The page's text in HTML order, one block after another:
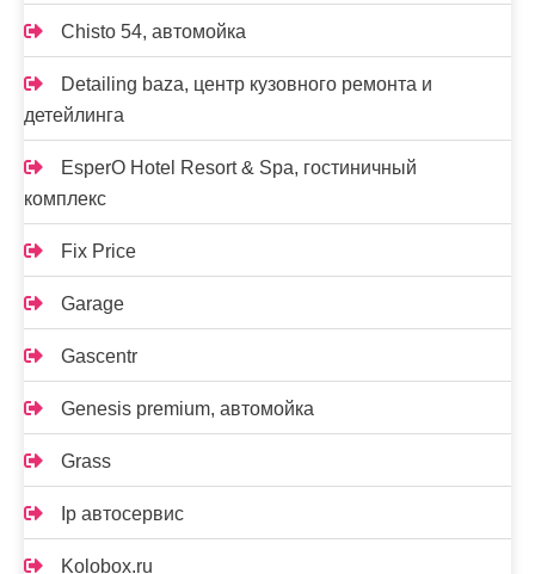
Chisto 54, автомойка
Detailing baza, центр кузовного ремонта и
детейлинга
EsperO Hotel Resort & Spa, гостиничный
комплекс
Fix Price
Garage
Gascentr
Genesis premium, автомойка
Grass
Ip автосервис
Kolobox.ru